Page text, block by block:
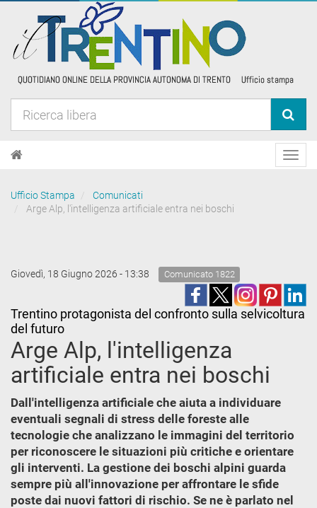
Ufficio Stampa
Comunicati
Arge Alp, l'intelligenza artificiale entra nei boschi
Giovedì, 18 Giugno 2026 - 13:38 Comunicato 1822
Trentino protagonista del confronto sulla selvicoltura
del futuro
Arge Alp, l'intelligenza
artificiale entra nei boschi
Dall'intelligenza artificiale che aiuta a individuare
eventuali segnali di stress delle foreste alle
tecnologie che analizzano le immagini del territorio
per riconoscere le situazioni più critiche e orientare
gli interventi. La gestione dei boschi alpini guarda
sempre più all'innovazione per affrontare le sfide
poste dai nuovi fattori di rischio. Se ne è parlato nel